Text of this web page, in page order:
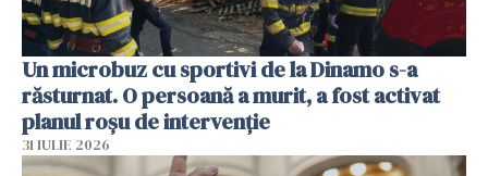
Un microbuz cu sportivi de la Dinamo s-a
răsturnat. O persoană a murit, a fost activat
planul roșu de intervenție
31 IULIE 2026